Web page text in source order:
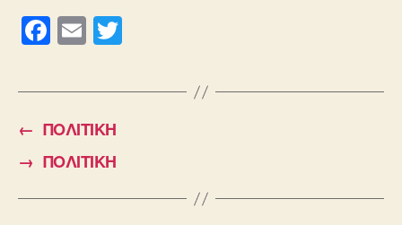
F
a
c
e
b
o
o
E
m
ailtt
← ΠΟΛΙΤΙΚΗ
→ ΠΟΛΙΤΙΚΗ